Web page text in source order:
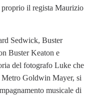
proprio il regista Maurizio
Sedwick, Buster
Buster Keaton e
del fotografo Luke che
Metro Goldwin Mayer, si
musicale di